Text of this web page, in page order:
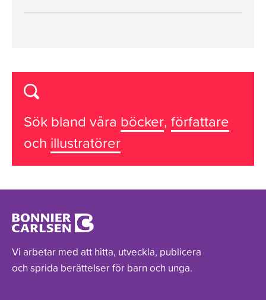
Sök bland våra böcker, författare
och illustratörer
Vi arbetar med att hitta, utveckla, publicera
och sprida berättelser för barn och unga.